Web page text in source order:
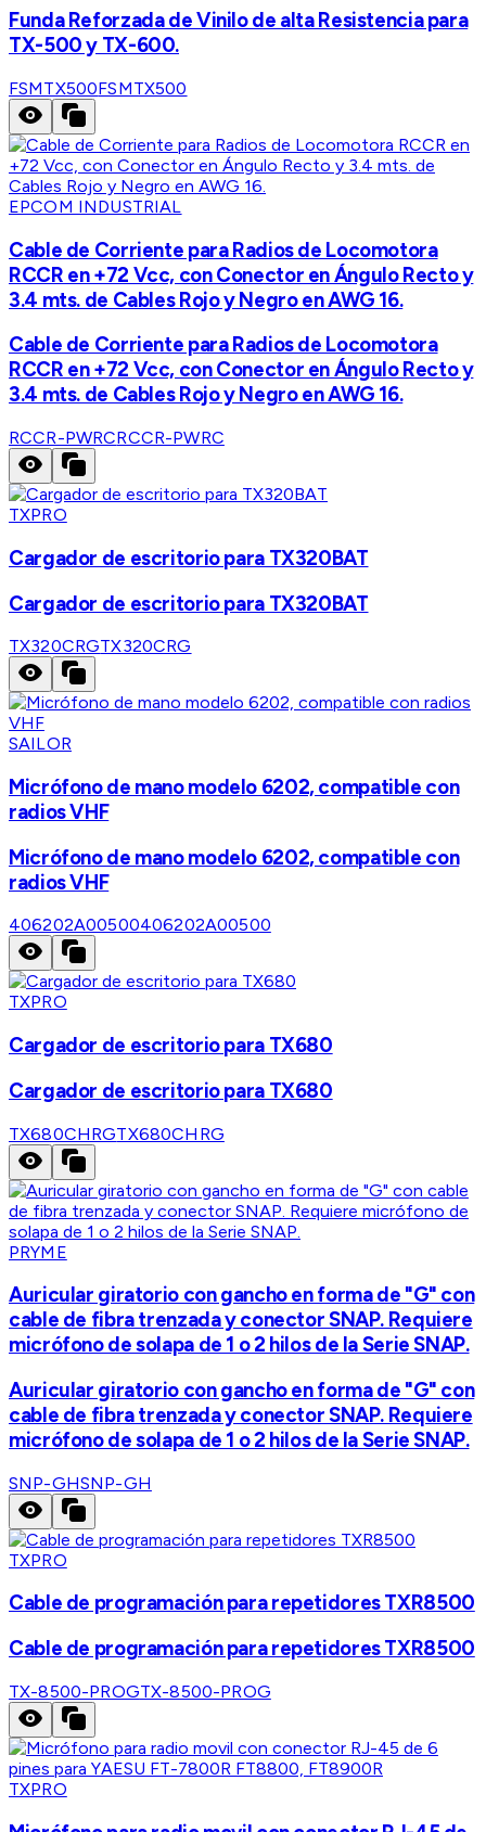
Funda Reforzada de Vinilo de alta Resistencia para
TX-500 y TX-600.
FSMTX500FSMTX500
EPCOM INDUSTRIAL
Cable de Corriente para Radios de Locomotora
RCCR en +72 Vcc, con Conector en Ángulo Recto y
3.4 mts. de Cables Rojo y Negro en AWG 16.
Cable de Corriente para Radios de Locomotora
RCCR en +72 Vcc, con Conector en Ángulo Recto y
3.4 mts. de Cables Rojo y Negro en AWG 16.
RCCR-PWRCRCCR-PWRC
TXPRO
Cargador de escritorio para TX320BAT
Cargador de escritorio para TX320BAT
TX320CRGTX320CRG
SAILOR
Micrófono de mano modelo 6202, compatible con
radios VHF
Micrófono de mano modelo 6202, compatible con
radios VHF
406202A00500406202A00500
TXPRO
Cargador de escritorio para TX680
Cargador de escritorio para TX680
TX680CHRGTX680CHRG
PRYME
Auricular giratorio con gancho en forma de "G" con
cable de fibra trenzada y conector SNAP. Requiere
micrófono de solapa de 1 o 2 hilos de la Serie SNAP.
Auricular giratorio con gancho en forma de "G" con
cable de fibra trenzada y conector SNAP. Requiere
micrófono de solapa de 1 o 2 hilos de la Serie SNAP.
SNP-GHSNP-GH
TXPRO
Cable de programación para repetidores TXR8500
Cable de programación para repetidores TXR8500
TX-8500-PROGTX-8500-PROG
TXPRO